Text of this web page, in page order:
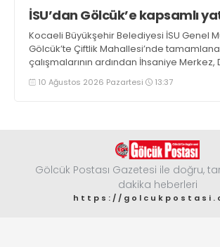
İSU’dan Gölcük’e kapsamlı
Kocaeli Büyükşehir Belediyesi İSU Genel
Gölcük’te Çiftlik Mahallesi’nde
çalışmalarının ardından İhsaniye
Şirinköy mahallelerinde çalışmalarını
10 Ağustos 2026 Pazartesi 13:37
Gölcük Postası Gazetesi ile doğru,
dakika heberleri
https://